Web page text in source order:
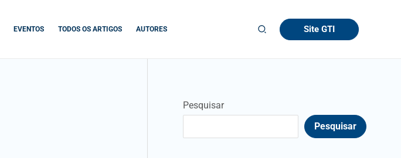
EVENTOS TODOS OS ARTIGOS AUTORES Site GTI
Pesquisar
Pesquisar